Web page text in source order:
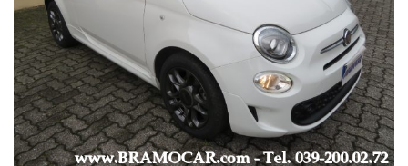
-
LUNGHEZZA AUTO: 3.612 mt -
LARGHEZZA AUTO: 1.627 mt -
-
* Foto più dettagliate sono visibili direttamente sul nostro sito
al seguente Link: https://www.bramocar.it *
* Le informazioni fornite non hanno nessun valore contrattuale